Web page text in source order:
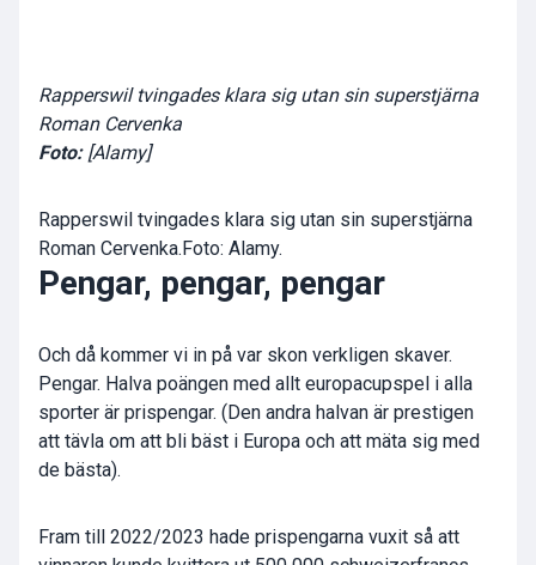
Rapperswil tvingades klara sig utan sin superstjärna
Roman Cervenka
Foto: [Alamy]
Rapperswil tvingades klara sig utan sin superstjärna
Roman Cervenka.Foto: Alamy.
Pengar, pengar, pengar
Och då kommer vi in på var skon verkligen skaver.
Pengar. Halva poängen med allt europacupspel i alla
sporter är prispengar. (Den andra halvan är prestigen
att tävla om att bli bäst i Europa och att mäta sig med
de bästa).
Fram till 2022/2023 hade prispengarna vuxit så att